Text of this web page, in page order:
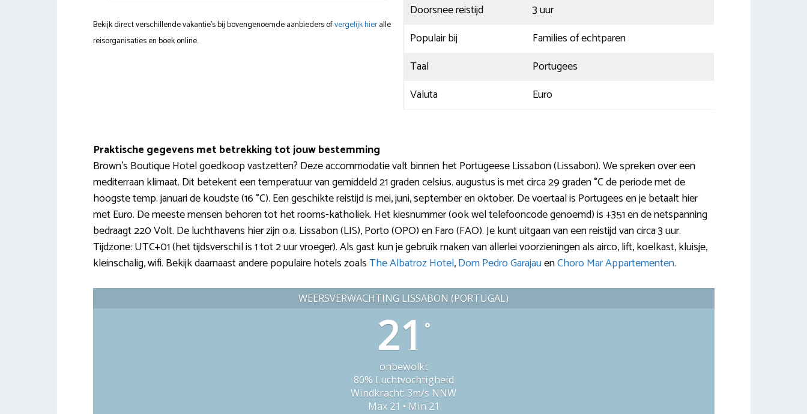
Bekijk direct verschillende vakantie's bij bovengenoemde aanbieders ofvergelijk hieralle
reisorganisaties en boek online.
Doorsnee reistijd
3 uur
Populair bij
Families of echtparen
Taal
Portugees
Valuta
Euro
Praktische gegevens met betrekking tot jouw bestemming
Brown’s Boutique Hotel goedkoop vastzetten? Deze accommodatie valt binnen het Portugeese Lissabon (Lissabon). We spreken over een
mediterraan klimaat. Dit betekent een temperatuur van gemiddeld 21 graden celsius. augustus is met circa 29 graden °C de periode met de
hoogste temp. januari de koudste (16 °C). Een geschikte reistijd is mei, juni, september en oktober. De voertaal is Portugees en je betaalt hier
met Euro. De meeste mensen behoren tot het rooms-katholiek. Het kiesnummer (ook wel telefooncode genoemd) is +351 en de netspanning
bedraagt 220 Volt. De luchthavens hier zijn o.a. Lissabon (LIS), Porto (OPO) en Faro (FAO). Je kunt uitgaan van een reistijd van circa 3 uur.
Tijdzone: UTC+01 (het tijdsverschil is 1 tot 2 uur vroeger). Als gast kun je gebruik maken van allerlei voorzieningen als airco, lift, koelkast, kluisje,
kleinschalig, wifi. Bekijk daarnaast andere populaire hotels zoalsThe Albatroz Hotel,Dom Pedro GarajauenChoro Mar Appartementen.
WEERSVERWACHTING LISSABON (PORTUGAL)
21 °
onbewolkt
80% Luchtvochtigheid
Windkracht: 3m/s NNW
Max 21 • Min 21